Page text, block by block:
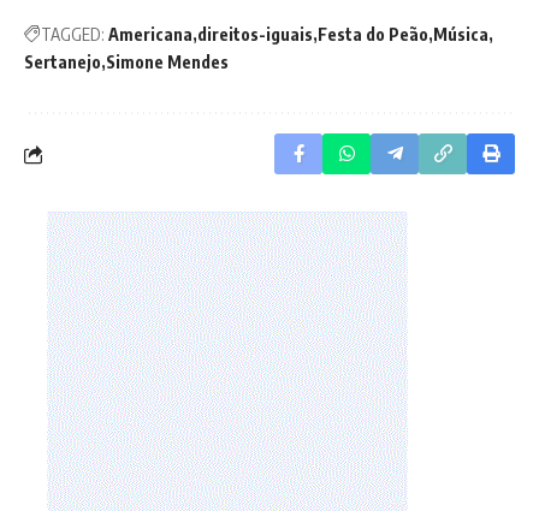
TAGGED: Americana direitos-iguais Festa do Peão Música
Sertanejo Simone Mendes